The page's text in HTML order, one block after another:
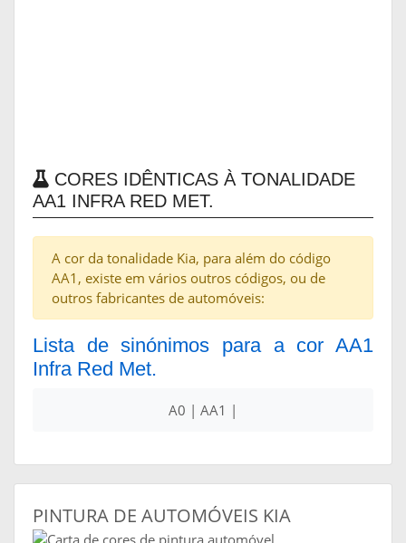
CORES IDÊNTICAS À TONALIDADE
AA1 INFRA RED MET.
A cor da tonalidade Kia, para além do código
AA1, existe em vários outros códigos, ou de
outros fabricantes de automóveis:
Lista de sinónimos para a cor AA1
Infra Red Met.
A0 | AA1 |
PINTURA DE AUTOMÓVEIS KIA